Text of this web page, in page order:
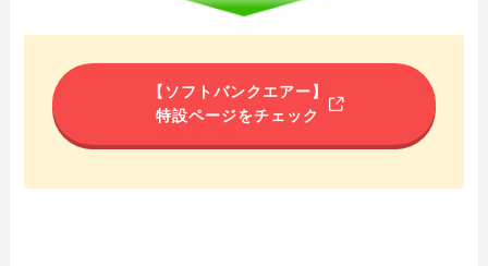
【ソフトバンクエアー】
特設ページをチェック